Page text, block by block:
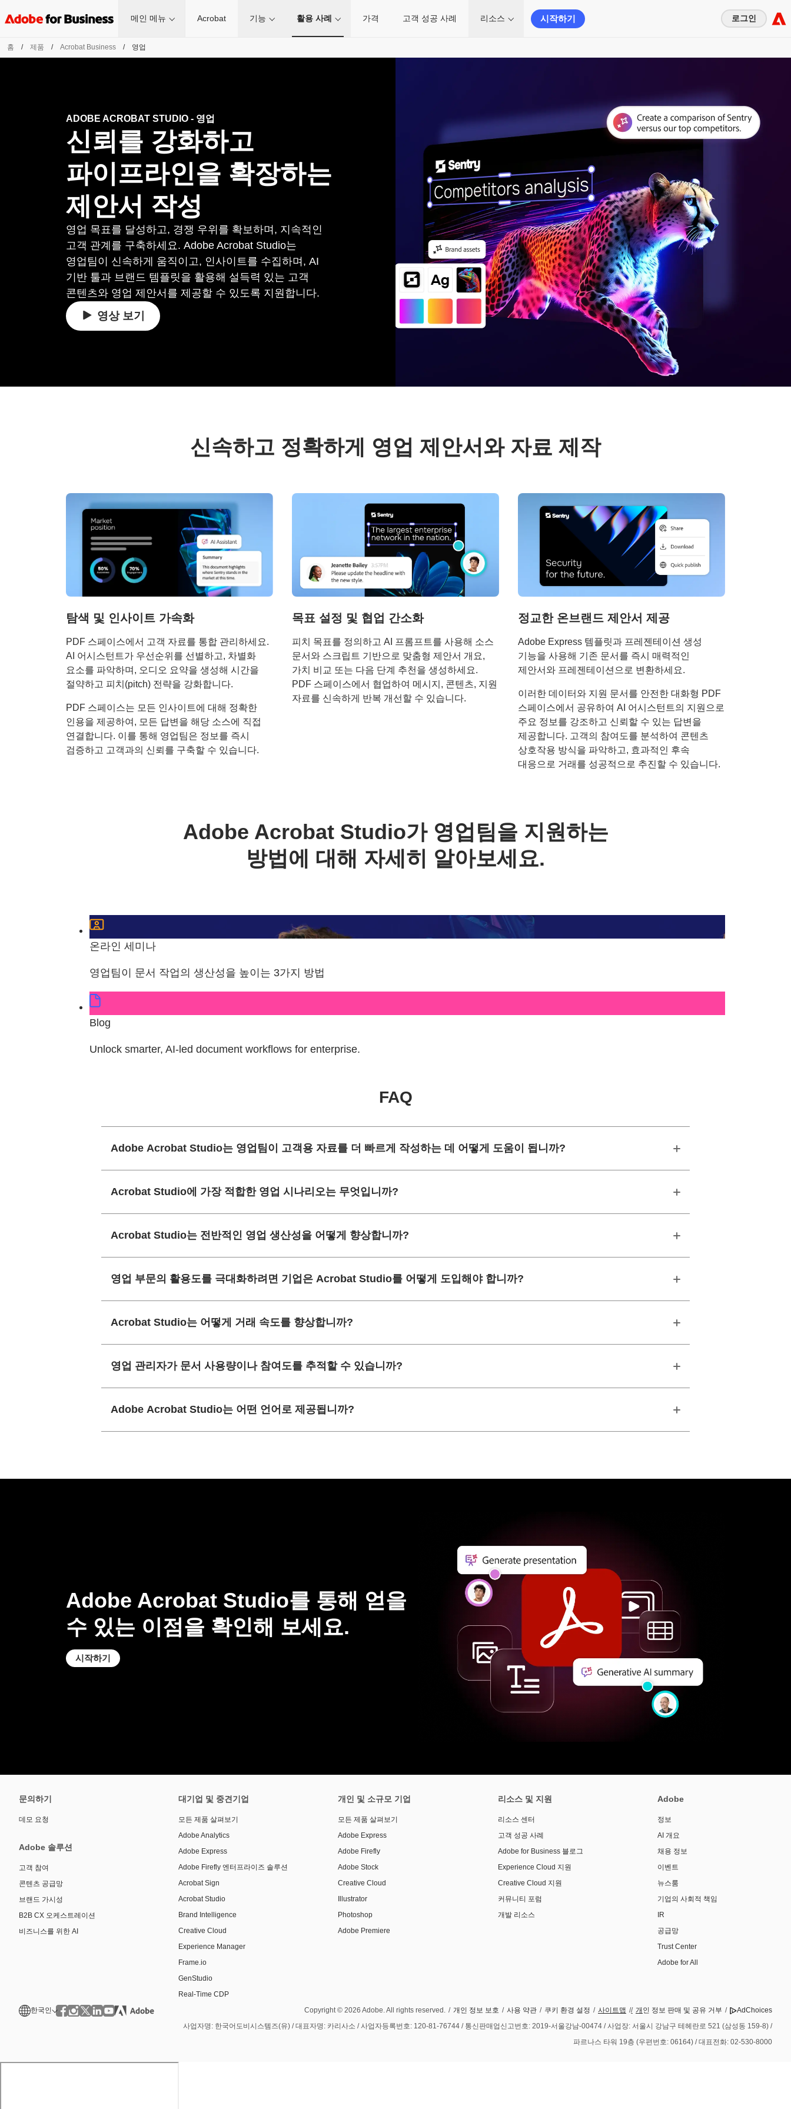
메인 메뉴 Acrobat 기능 활용 사례 가격 고객 성공 사례 리소스 시작하기 로그인
홈 / 제품 / Acrobat Business / 영업
ADOBE ACROBAT STUDIO - 영업
신뢰를 강화하고
파이프라인을 확장하는
제안서 작성
영업 목표를 달성하고, 경쟁 우위를 확보하며, 지속적인
고객 관계를 구축하세요. Adobe Acrobat Studio는
영업팀이 신속하게 움직이고, 인사이트를 수집하며, AI
기반 툴과 브랜드 템플릿을 활용해 설득력 있는 고객
콘텐츠와 영업 제안서를 제공할 수 있도록 지원합니다.
영상 보기
신속하고 정확하게 영업 제안서와 자료 제작
탐색 및 인사이트 가속화
PDF 스페이스에서 고객 자료를 통합 관리하세요.
AI 어시스턴트가 우선순위를 선별하고, 차별화
요소를 파악하며, 오디오 요약을 생성해 시간을
절약하고 피치(pitch) 전략을 강화합니다.
PDF 스페이스는 모든 인사이트에 대해 정확한
인용을 제공하여, 모든 답변을 해당 소스에 직접
연결합니다. 이를 통해 영업팀은 정보를 즉시
검증하고 고객과의 신뢰를 구축할 수 있습니다.
목표 설정 및 협업 간소화
피치 목표를 정의하고 AI 프롬프트를 사용해 소스
문서와 스크립트 기반으로 맞춤형 제안서 개요,
가치 비교 또는 다음 단계 추천을 생성하세요.
PDF 스페이스에서 협업하여 메시지, 콘텐츠, 지원
자료를 신속하게 반복 개선할 수 있습니다.
정교한 온브랜드 제안서 제공
Adobe Express 템플릿과 프레젠테이션 생성
기능을 사용해 기존 문서를 즉시 매력적인
제안서와 프레젠테이션으로 변환하세요.
이러한 데이터와 지원 문서를 안전한 대화형 PDF
스페이스에서 공유하여 AI 어시스턴트의 지원으로
주요 정보를 강조하고 신뢰할 수 있는 답변을
제공합니다. 고객의 참여도를 분석하여 콘텐츠
상호작용 방식을 파악하고, 효과적인 후속
대응으로 거래를 성공적으로 추진할 수 있습니다.
Adobe Acrobat Studio가 영업팀을 지원하는
방법에 대해 자세히 알아보세요.
온라인 세미나
영업팀이 문서 작업의 생산성을 높이는 3가지 방법
Blog
Unlock smarter, AI-led document workflows for enterprise.
FAQ
Adobe Acrobat Studio는 영업팀이 고객용 자료를 더 빠르게 작성하는 데 어떻게 도움이 됩니까?
Acrobat Studio에 가장 적합한 영업 시나리오는 무엇입니까?
Acrobat Studio는 전반적인 영업 생산성을 어떻게 향상합니까?
영업 부문의 활용도를 극대화하려면 기업은 Acrobat Studio를 어떻게 도입해야 합니까?
Acrobat Studio는 어떻게 거래 속도를 향상합니까?
영업 관리자가 문서 사용량이나 참여도를 추적할 수 있습니까?
Adobe Acrobat Studio는 어떤 언어로 제공됩니까?
Adobe Acrobat Studio를 통해 얻을
수 있는 이점을 확인해 보세요.
시작하기
문의하기
데모 요청
Adobe 솔루션
고객 참여
콘텐츠 공급망
브랜드 가시성
B2B CX 오케스트레이션
비즈니스를 위한 AI
대기업 및 중견기업
모든 제품 살펴보기
Adobe Analytics
Adobe Express
Adobe Firefly 엔터프라이즈 솔루션
Acrobat Sign
Acrobat Studio
Brand Intelligence
Creative Cloud
Experience Manager
Frame.io
GenStudio
Real-Time CDP
개인 및 소규모 기업
모든 제품 살펴보기
Adobe Express
Adobe Firefly
Adobe Stock
Creative Cloud
Illustrator
Photoshop
Adobe Premiere
리소스 및 지원
리소스 센터
고객 성공 사례
Adobe for Business 블로그
Experience Cloud 지원
Creative Cloud 지원
커뮤니티 포럼
개발 리소스
Adobe
정보
AI 개요
채용 정보
이벤트
뉴스룸
기업의 사회적 책임
IR
공급망
Trust Center
Adobe for All
한국인 Copyright © 2026 Adobe. All rights reserved. / 개인 정보 보호 / 사용 약관 / 쿠키 환경 설정 / 사이트맵 // 개 인 정보 판매 및 공유 거부 /
AdChoices
사업자명: 한국어도비시스템즈(유) / 대표자명: 카리사소 / 사업자등록번호: 120-81-76744 / 통신판매업신고번호: 2019-서울강남-00474 / 사업장: 서울시 강남구 테헤란로 521 (삼성동 159-8) /
파르나스 타워 19층 (우편번호: 06164) / 대표전화: 02-530-8000